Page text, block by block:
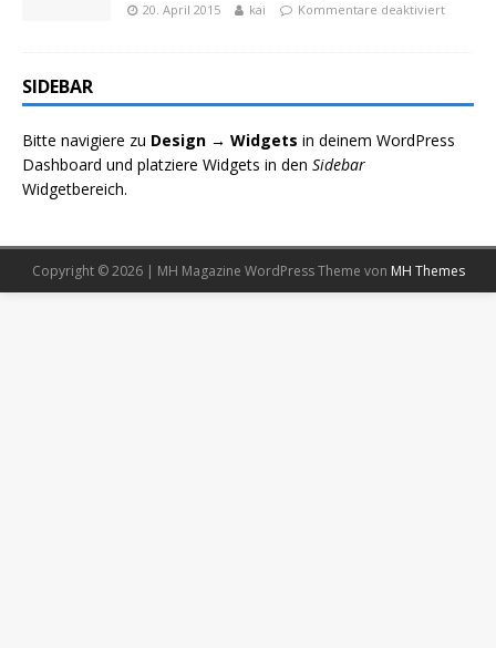
20. April 2015 kai Kommentare deaktiviert
SIDEBAR
Bitte navigiere zu Design → Widgets in deinem WordPress
Dashboard und platziere Widgets in den Sidebar
Widgetbereich.
Copyright © 2026 | MH Magazine WordPress Theme von MH Themes